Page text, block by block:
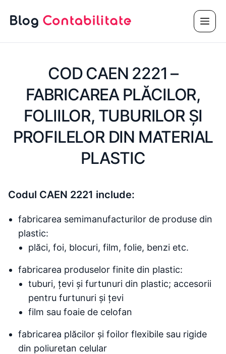
COD CAEN 2221 –
FABRICAREA PLĂCILOR,
FOLIILOR, TUBURILOR ŞI
PROFILELOR DIN MATERIAL
PLASTIC
Codul CAEN 2221 include:
fabricarea semimanufacturilor de produse din
plastic:
plăci, foi, blocuri, film, folie, benzi etc.
fabricarea produselor finite din plastic:
tuburi, țevi și furtunuri din plastic; accesorii
pentru furtunuri și țevi
film sau foaie de celofan
fabricarea plăcilor și foilor flexibile sau rigide
din poliuretan celular